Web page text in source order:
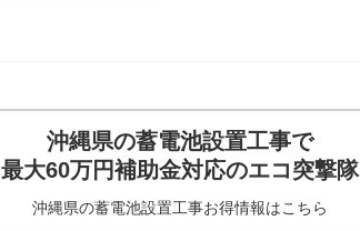
沖縄県の蓄電池設置工事で
最大60万円補助金対応のエコ突撃隊
沖縄県の蓄電池設置工事お得情報はこちら